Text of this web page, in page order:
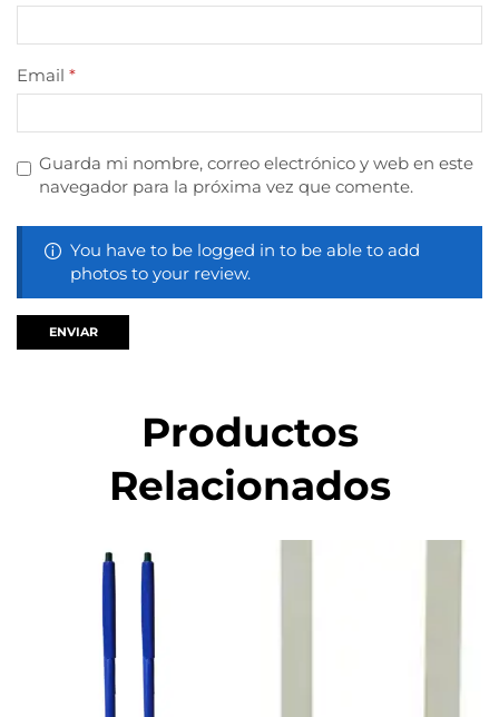
Email *
Guarda mi nombre, correo electrónico y web en este
navegador para la próxima vez que comente.
You have to be logged in to be able to add
photos to your review.
Productos
Relacionados